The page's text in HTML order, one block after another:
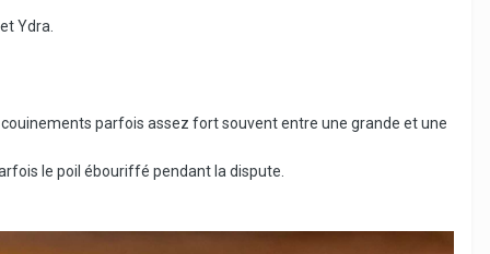
Ydra.
parfois assez fort souvent entre une grande et une
le poil ébouriffé pendant la dispute.